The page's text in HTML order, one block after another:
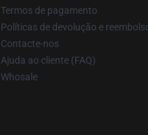
Termos de pagamento
Políticas de devolução e
Contacte-nos
Ajuda ao cliente (FAQ)
Whosale